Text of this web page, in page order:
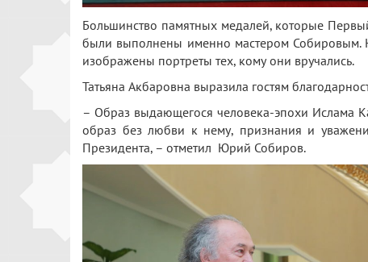
Большинство памятных медалей, которые
были выполнены именно мастером Собировым.
изображены портреты тех, кому они вручались.
Татьяна Акбаровна выразила гостям
– Образ выдающегося человека-эпохи Ислама
образ без любви к нему, признания и
Президента, – отметил Юрий Собиров.